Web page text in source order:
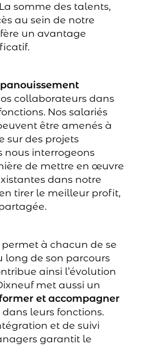
somme des talents,
au sein de notre
un avantage
collaborateurs dans
Nos salariés
être amenés à
sur des projets
nous interrogeons
de mettre en œuvre
dans notre
tirer le meilleur profit,
à chacun de se
long de son parcours
ainsi l’évolution
met aussi un
former et accompagner
dans leurs fonctions.
et de suivi
garantit le